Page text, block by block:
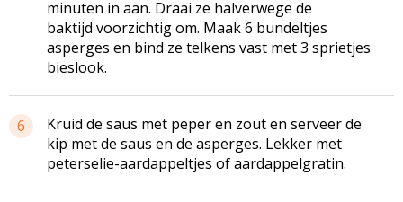
minuten in aan. Draai ze halverwege de
baktijd voorzichtig om. Maak 6 bundeltjes
asperges en bind ze telkens vast met 3 sprietjes
bieslook.
6
Kruid de saus met peper en zout en serveer de
kip met de saus en de asperges. Lekker met
peterselie-aardappeltjes of aardappelgratin.